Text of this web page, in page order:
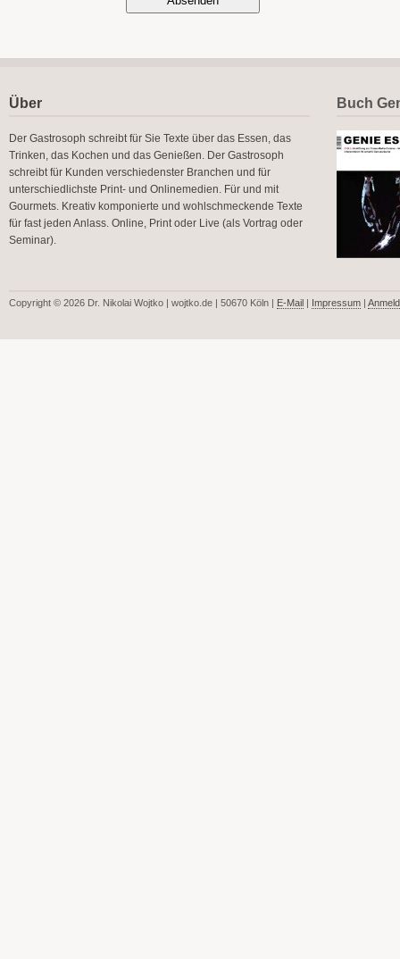
Über
Der Gastrosoph schreibt für Sie Texte über das Essen, das
Trinken, das Kochen und das Genießen. Der Gastrosoph
schreibt für Kunden verschiedenster Branchen und für
unterschiedlichste Print- und Onlinemedien. Für und mit
Gourmets. Kreativ komponierte und wohlschmeckende Texte
für fast jeden Anlass. Online, Print oder Live (als Vortrag oder
Seminar).
Buch
Copyright © 2026 Dr. Nikolai Wojtko | wojtko.de | 50670 Köln | E-Mail | Impressum |